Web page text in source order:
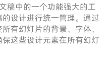
稿中的一个功能强大的工
设计进行统一管理。通过
有幻灯片的背景、字体、
这些设计元素在所有幻灯